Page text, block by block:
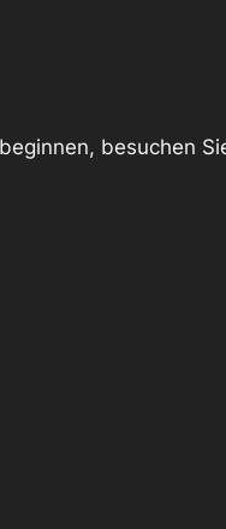
besuchen